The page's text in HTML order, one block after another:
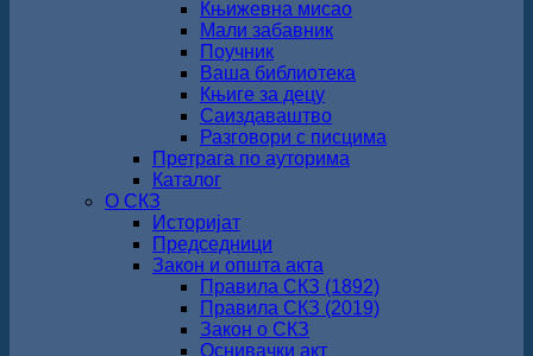
Књижевна мисао
Мали забавник
Поучник
Ваша библиотека
Књиге за децу
Саиздаваштво
Разговори с писцима
Претрага по ауторима
Каталог
О СКЗ
Историјат
Председници
Закон и општа акта
Правила СКЗ (1892)
Правила СКЗ (2019)
Закон о СКЗ
Оснивачки акт